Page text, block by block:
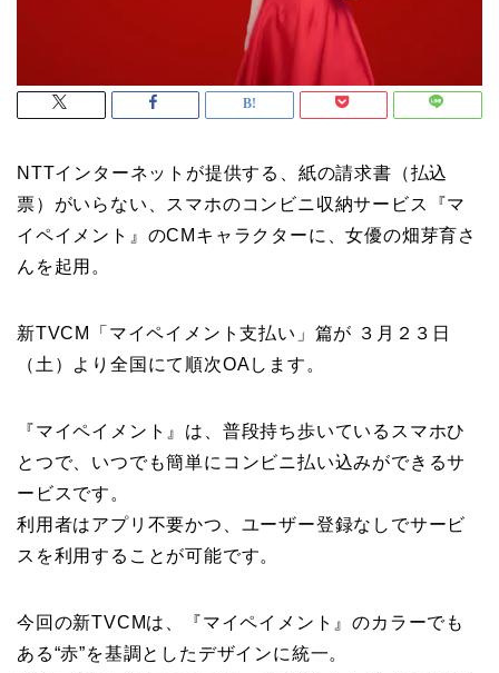
NTTインターネットが提供する、紙の請求書（払込
票）がいらない、スマホのコンビニ収納サービス『マ
イペイメント』のCMキャラクターに、女優の畑芽育さ
んを起用。
新TVCM「マイペイメント支払い」篇が ３月２３日
（土）より全国にて順次OAします。
『マイペイメント』は、普段持ち歩いているスマホひ
とつで、いつでも簡単にコンビニ払い込みができるサ
ービスです。
利用者はアプリ不要かつ、ユーザー登録なしでサービ
スを利用することが可能です。
今回の新TVCMは、『マイペイメント』のカラーでも
ある“赤”を基調としたデザインに統一。